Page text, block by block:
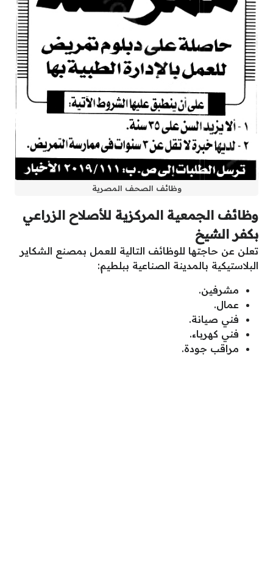
وظائف الصحف المصرية
وظائف الجمعية المركزية للأصلاح الزراعي
بكفر الشيخ
تعلن عن حاجتها للوظائف التالية للعمل بمصنع الشكاير
البلاستيكية بالمدينة الصناعية ببلطيم:
مشرفين.
عمال.
فني صيانة.
فني كهرباء.
مراقب جودة.